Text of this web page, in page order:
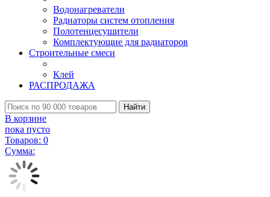
Водонагреватели
Радиаторы систем отопления
Полотенцесушители
Комплектующие для радиаторов
Строительные смеси
Клей
РАСПРОДАЖА
Найти
В корзине
пока пусто
Товаров: 0
Сумма: